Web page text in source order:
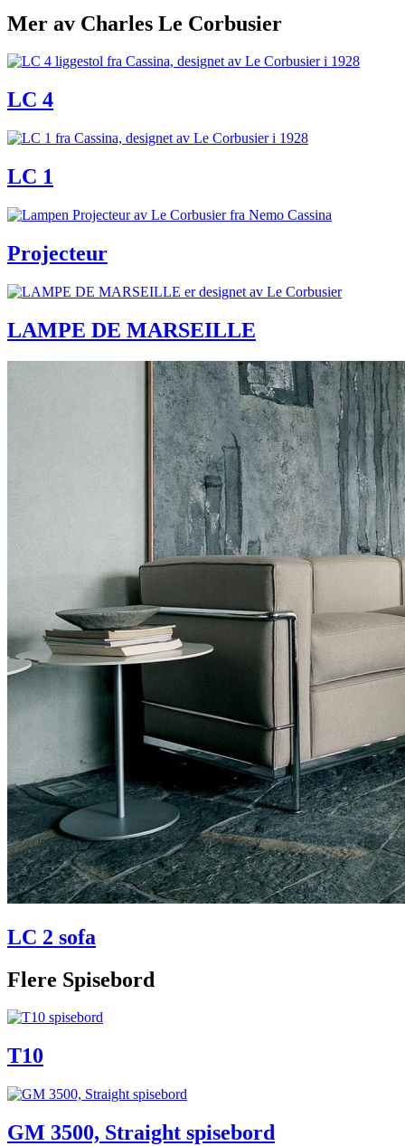
Mer av Charles Le Corbusier
LC 4
LC 1
Projecteur
LAMPE DE MARSEILLE
LC 2 sofa
Flere Spisebord
T10
GM 3500, Straight spisebord